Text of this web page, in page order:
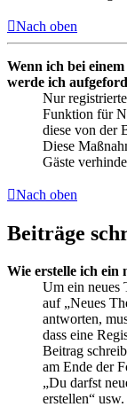
Nach oben
Wenn ich bei
werde ich
Nur
Funktion für
diese von der
Diese
Gäste
Nach oben
Beiträge
Wie erstelle ich ein
Um ein neues
auf „Neues
antworten,
dass eine
Beitrag
am Ende der
„Du darfst
erstellen“ usw.